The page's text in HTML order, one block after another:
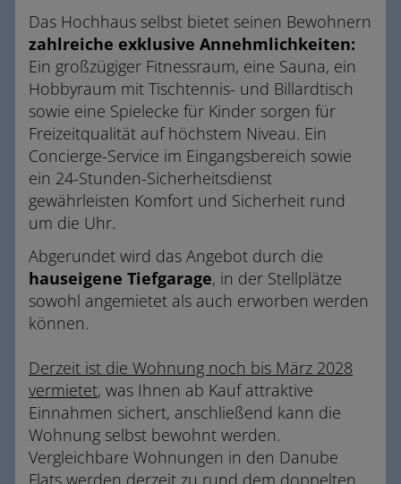
Das Hochhaus selbst bietet seinen Bewohnern
zahlreiche exklusive Annehmlichkeiten:
Ein großzügiger Fitnessraum, eine Sauna, ein
Hobbyraum mit Tischtennis- und Billardtisch
sowie eine Spielecke für Kinder sorgen für
Freizeitqualität auf höchstem Niveau. Ein
Concierge-Service im Eingangsbereich sowie
ein 24-Stunden-Sicherheitsdienst
gewährleisten Komfort und Sicherheit rund
um die Uhr.
Abgerundet wird das Angebot durch die
hauseigene Tiefgarage, in der Stellplätze
sowohl angemietet als auch erworben werden
können.
Derzeit ist die Wohnung noch bis März 2028
vermietet, was Ihnen ab Kauf attraktive
Einnahmen sichert, anschließend kann die
Wohnung selbst bewohnt werden.
Vergleichbare Wohnungen in den Danube
Flats werden derzeit zu rund dem doppelten